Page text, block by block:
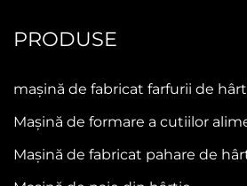
PRODUSE
mașină de fabricat farfurii de
Mașină de formare a cutiilor
Mașină de fabricat pahare de